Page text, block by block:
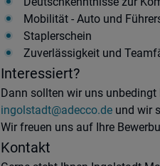
Mobilität - Auto und
Staplerschein
Zuverlässigkeit und
Interessiert?
Dann sollten wir uns unbedingt
ingolstadt@adecco.de und wir
Wir freuen uns auf Ihre
Kontakt